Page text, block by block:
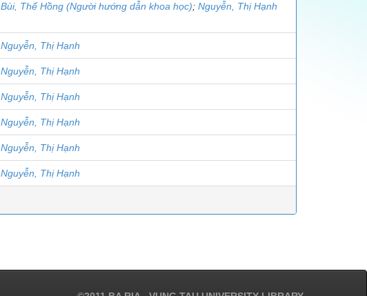
Bùi, Thế Hồng (Người hướng dẫn khoa học); Nguyễn, Thị Hạnh
Nguyễn, Thị Hạnh
Nguyễn, Thị Hạnh
Nguyễn, Thị Hạnh
Nguyễn, Thị Hạnh
Nguyễn, Thị Hạnh
Nguyễn, Thị Hạnh